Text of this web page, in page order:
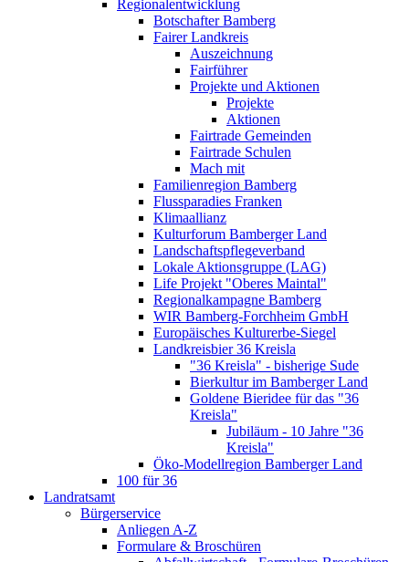
Regionalentwicklung
Botschafter Bamberg
Fairer Landkreis
Auszeichnung
Fairführer
Projekte und Aktionen
Projekte
Aktionen
Fairtrade Gemeinden
Fairtrade Schulen
Mach mit
Familienregion Bamberg
Flussparadies Franken
Klimaallianz
Kulturforum Bamberger Land
Landschaftspflegeverband
Lokale Aktionsgruppe (LAG)
Life Projekt "Oberes Maintal"
Regionalkampagne Bamberg
WIR Bamberg-Forchheim GmbH
Europäisches Kulturerbe-Siegel
Landkreisbier 36 Kreisla
"36 Kreisla" - bisherige Sude
Bierkultur im Bamberger Land
Goldene Bieridee für das "36
Kreisla"
Jubiläum - 10 Jahre "36
Kreisla"
Öko-Modellregion Bamberger Land
100 für 36
Landratsamt
Bürgerservice
Anliegen A-Z
Formulare & Broschüren